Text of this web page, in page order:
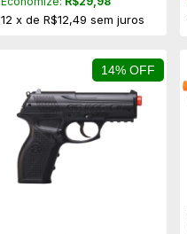
12 xdeR$12,49 sem juros
14% OFF